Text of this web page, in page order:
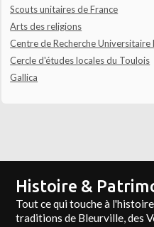
Scouts unitaires de France
Arts des religions
Centre de Recherche
Cercle d'études locales du Toulois
Gallica
Histoire &
Tout ce qui touche à
traditions de Bleurville, des